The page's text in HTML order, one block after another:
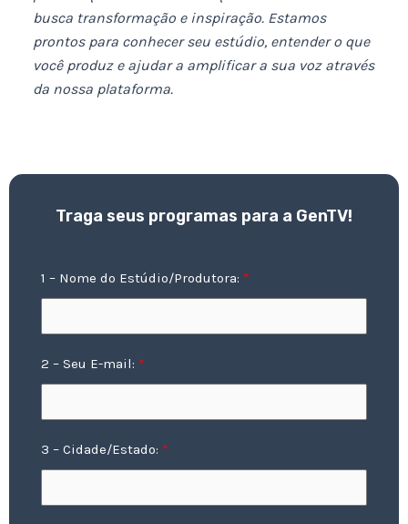
busca transformação e inspiração. Estamos
prontos para conhecer seu estúdio, entender o que
você produz e ajudar a amplificar a sua voz através
da nossa plataforma.
Traga seus programas para a GenTV!
1 – Nome do Estúdio/Produtora:
2 – Seu E-mail:
3 – Cidade/Estado: